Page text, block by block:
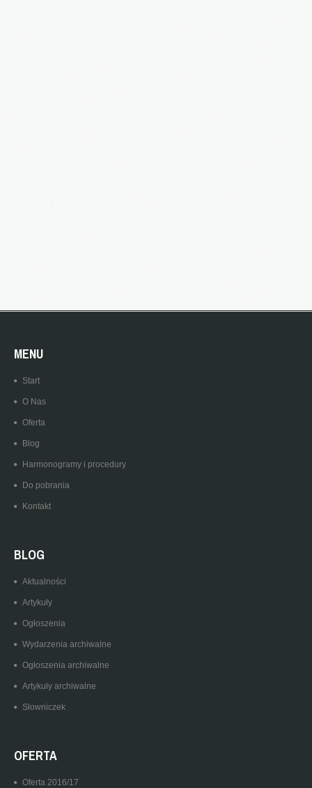
MENU
Start
O Nas
Oferta
Blog
Harmonogramy i procedury
Do pobrania
Kontakt
BLOG
Aktualności
Artykuły
Ogłoszenia
Wydarzenia archiwalne
Ogłoszenia archiwalne
Artykuły archiwalne
Słowniczek
OFERTA
Oferta 2016/17